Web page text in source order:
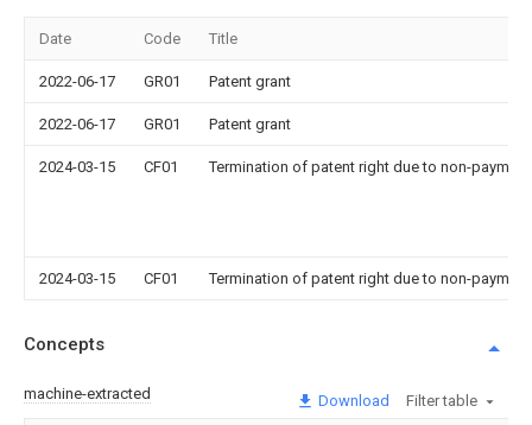
Date Code Title
2022-06-17 GR01 Patent grant
2022-06-17 GR01 Patent grant
2024-03-15 CF01 Termination of patent right due to non-
2024-03-15 CF01 Termination of patent right due to non-
Concepts
machine-extracted Download Filter table